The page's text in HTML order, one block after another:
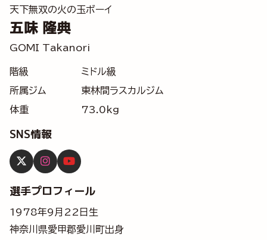
天下無双の火の玉ボーイ
五味 隆典
GOMI Takanori
階級
ミドル級
所属ジム
東林間ラスカルジム
体重
73.0kg
SNS情報
選手プロフィール
1978年9月22日生
神奈川県愛甲郡愛川町出身